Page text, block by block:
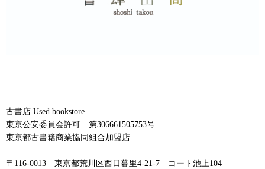
古書店 Used bookstore
東京公安委員会許可 第306661505753号
東京都古書籍商業協同組合加盟店
〒116-0013 東京都荒川区西日暮里4-21-7 コート池上104